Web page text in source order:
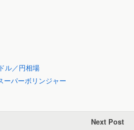
ル／円相場
ーパーボリンジャー
Next Post